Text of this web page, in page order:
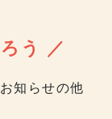
う ／
知らせの他